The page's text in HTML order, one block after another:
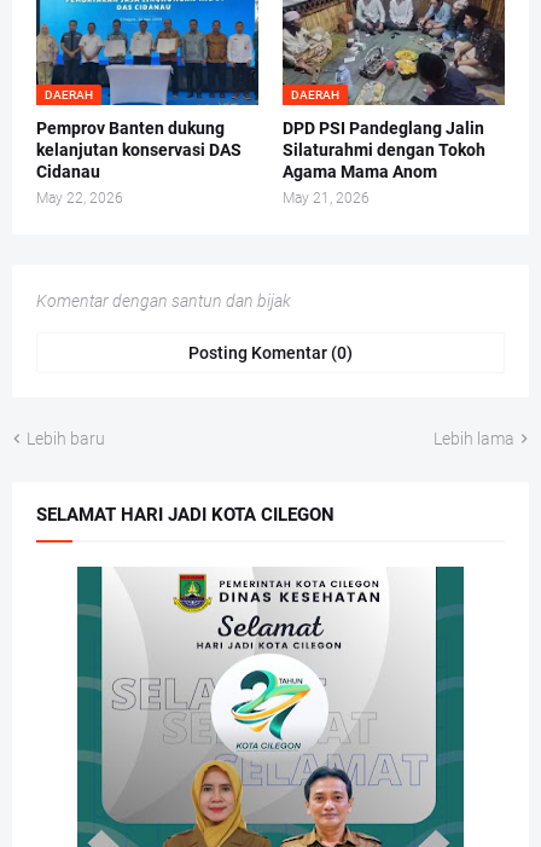
DAERAH
Pemprov Banten dukung
kelanjutan konservasi DAS
Cidanau
May 22, 2026
DAERAH
DPD PSI Pandeglang Jalin
Silaturahmi dengan Tokoh
Agama Mama Anom
May 21, 2026
Komentar dengan santun dan bijak
Posting Komentar (0)
Lebih baru Lebih lama
SELAMAT HARI JADI KOTA CILEGON